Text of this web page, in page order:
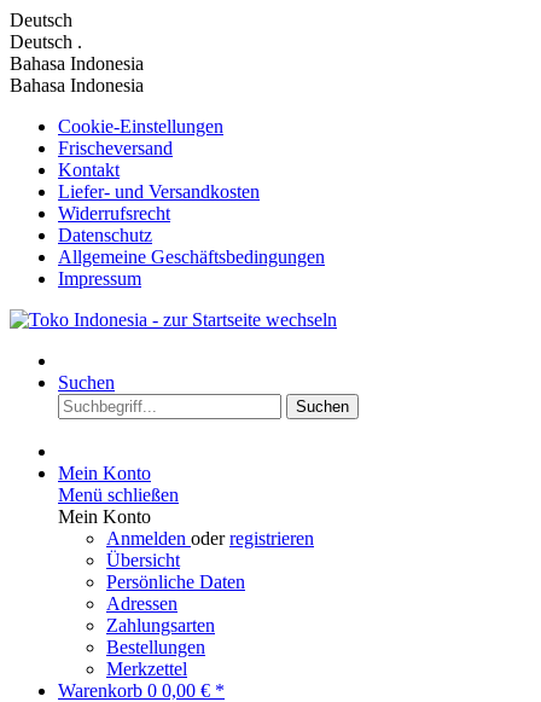
Deutsch
Deutsch .
Bahasa Indonesia
Bahasa Indonesia
Cookie-Einstellungen
Frischeversand
Kontakt
Liefer- und Versandkosten
Widerrufsrecht
Datenschutz
Allgemeine Geschäftsbedingungen
Impressum
Suchen
Suchen
Mein Konto
Menü schließen
Mein Konto
Anmelden oderregistrieren
Übersicht
Persönliche Daten
Adressen
Zahlungsarten
Bestellungen
Merkzettel
Warenkorb 0 0,00 € *